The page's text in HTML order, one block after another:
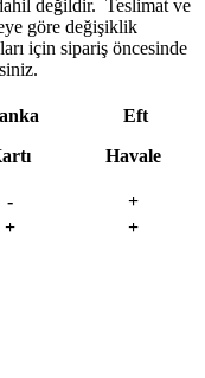
değildir. ‎ Teslimat ve
göre değişiklik
için sipariş öncesinde
Eft
Havale
-
+
+ +